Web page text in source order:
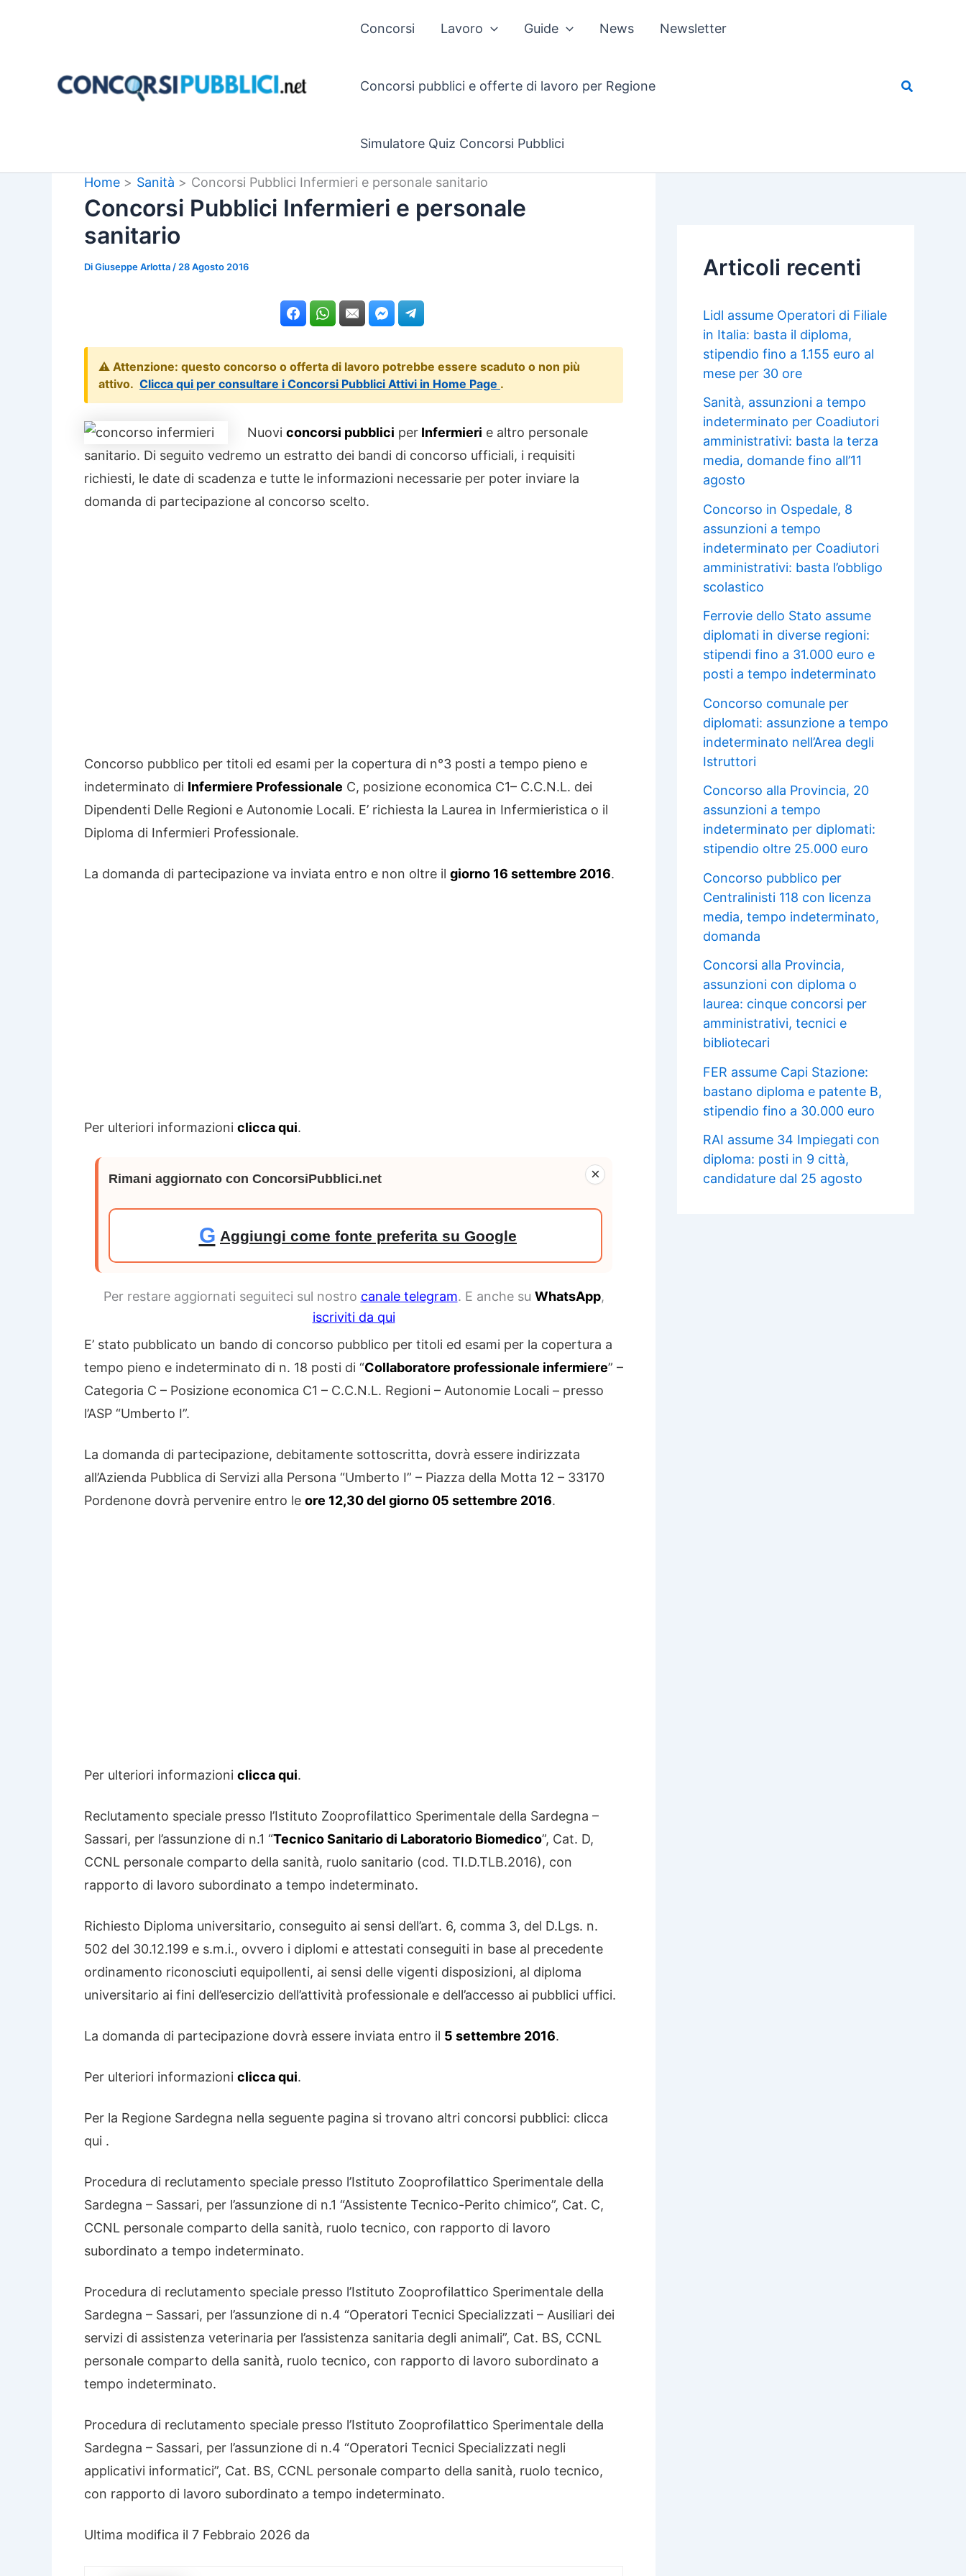
Concorsi Lavoro Guide News Newsletter
Concorsi pubblici e offerte di lavoro per Regione
Simulatore Quiz Concorsi Pubblici
Home Sanità Concorsi Pubblici Infermieri e personale sanitario
Concorsi Pubblici Infermieri e personale
sanitario
DiGiuseppe Arlotta / 28 Agosto 2016
⚠️ Attenzione: questo concorso o offerta di lavoro potrebbe essere scaduto o non più
attivo. Clicca qui per consultare i Concorsi Pubblici Attivi in Home Page .
Nuovi concorsi pubblici per Infermieri e altro personale
sanitario. Di seguito vedremo un estratto dei bandi di concorso ufficiali, i requisiti
richiesti, le date di scadenza e tutte le informazioni necessarie per poter inviare la
domanda di partecipazione al concorso scelto.
Concorso pubblico per titoli ed esami per la copertura di n°3 posti a tempo pieno e
indeterminato di Infermiere Professionale C, posizione economica C1– C.C.N.L. dei
Dipendenti Delle Regioni e Autonomie Locali. E’ richiesta la Laurea in Infermieristica o il
Diploma di Infermieri Professionale.
La domanda di partecipazione va inviata entro e non oltre il giorno 16 settembre 2016.
Per ulteriori informazioni clicca qui.
×
Rimani aggiornato con ConcorsiPubblici.net
G Aggiungi come fonte preferita su Google
Per restare aggiornati seguiteci sul nostro canale telegram. E anche su WhatsApp,
iscriviti da qui
E’ stato pubblicato un bando di concorso pubblico per titoli ed esami per la copertura a
tempo pieno e indeterminato di n. 18 posti di “Collaboratore professionale infermiere” –
Categoria C – Posizione economica C1 – C.C.N.L. Regioni – Autonomie Locali – presso
l’ASP “Umberto I”.
La domanda di partecipazione, debitamente sottoscritta, dovrà essere indirizzata
all’Azienda Pubblica di Servizi alla Persona “Umberto I” – Piazza della Motta 12 – 33170
Pordenone dovrà pervenire entro le ore 12,30 del giorno 05 settembre 2016.
Per ulteriori informazioni clicca qui.
Reclutamento speciale presso l’Istituto Zooprofilattico Sperimentale della Sardegna –
Sassari, per l’assunzione di n.1 “Tecnico Sanitario di Laboratorio Biomedico”, Cat. D,
CCNL personale comparto della sanità, ruolo sanitario (cod. TI.D.TLB.2016), con
rapporto di lavoro subordinato a tempo indeterminato.
Richiesto Diploma universitario, conseguito ai sensi dell’art. 6, comma 3, del D.Lgs. n.
502 del 30.12.199 e s.m.i., ovvero i diplomi e attestati conseguiti in base al precedente
ordinamento riconosciuti equipollenti, ai sensi delle vigenti disposizioni, al diploma
universitario ai fini dell’esercizio dell’attività professionale e dell’accesso ai pubblici uffici.
La domanda di partecipazione dovrà essere inviata entro il 5 settembre 2016.
Per ulteriori informazioni clicca qui.
Per la Regione Sardegna nella seguente pagina si trovano altri concorsi pubblici: clicca
qui .
Procedura di reclutamento speciale presso l’Istituto Zooprofilattico Sperimentale della
Sardegna – Sassari, per l’assunzione di n.1 “Assistente Tecnico-Perito chimico”, Cat. C,
CCNL personale comparto della sanità, ruolo tecnico, con rapporto di lavoro
subordinato a tempo indeterminato.
Procedura di reclutamento speciale presso l’Istituto Zooprofilattico Sperimentale della
Sardegna – Sassari, per l’assunzione di n.4 “Operatori Tecnici Specializzati – Ausiliari dei
servizi di assistenza veterinaria per l’assistenza sanitaria degli animali”, Cat. BS, CCNL
personale comparto della sanità, ruolo tecnico, con rapporto di lavoro subordinato a
tempo indeterminato.
Procedura di reclutamento speciale presso l’Istituto Zooprofilattico Sperimentale della
Sardegna – Sassari, per l’assunzione di n.4 “Operatori Tecnici Specializzati negli
applicativi informatici”, Cat. BS, CCNL personale comparto della sanità, ruolo tecnico,
con rapporto di lavoro subordinato a tempo indeterminato.
Ultima modifica il 7 Febbraio 2026 da
Articoli recenti
Lidl assume Operatori di Filiale
in Italia: basta il diploma,
stipendio fino a 1.155 euro al
mese per 30 ore
Sanità, assunzioni a tempo
indeterminato per Coadiutori
amministrativi: basta la terza
media, domande fino all’11
agosto
Concorso in Ospedale, 8
assunzioni a tempo
indeterminato per Coadiutori
amministrativi: basta l’obbligo
scolastico
Ferrovie dello Stato assume
diplomati in diverse regioni:
stipendi fino a 31.000 euro e
posti a tempo indeterminato
Concorso comunale per
diplomati: assunzione a tempo
indeterminato nell’Area degli
Istruttori
Concorso alla Provincia, 20
assunzioni a tempo
indeterminato per diplomati:
stipendio oltre 25.000 euro
Concorso pubblico per
Centralinisti 118 con licenza
media, tempo indeterminato,
domanda
Concorsi alla Provincia,
assunzioni con diploma o
laurea: cinque concorsi per
amministrativi, tecnici e
bibliotecari
FER assume Capi Stazione:
bastano diploma e patente B,
stipendio fino a 30.000 euro
RAI assume 34 Impiegati con
diploma: posti in 9 città,
candidature dal 25 agosto